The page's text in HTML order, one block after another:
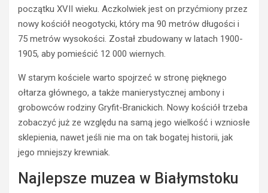
początku XVII wieku. Aczkolwiek jest on przyćmiony przez
nowy kościół neogotycki, który ma 90 metrów długości i
75 metrów wysokości. Został zbudowany w latach 1900-
1905, aby pomieścić 12 000 wiernych.
W starym kościele warto spojrzeć w stronę pięknego
ołtarza głównego, a także manierystycznej ambony i
grobowców rodziny Gryfit-Branickich. Nowy kościół trzeba
zobaczyć już ze względu na samą jego wielkość i wzniosłe
sklepienia, nawet jeśli nie ma on tak bogatej historii, jak
jego mniejszy krewniak.
Najlepsze muzea w Białymstoku